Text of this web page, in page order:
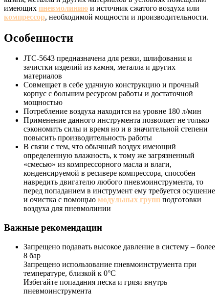
имеющих пневмолинию и источник сжатого воздуха или
компрессор, необходимой мощности и производительности.
Особенности
JTC-5643 предназначена для резки, шлифования и
зачистки изделий из камня, металла и других
материалов
Совмещает в себе удачную конструкцию и прочный
корпус с большим ресурсом работы и достаточной
мощностью
Потребление воздуха находится на уровне 180 л/мин
Применение данного инструмента позволяет не только
сэкономить силы и время но и в значительной степени
повысить производительность работы
В связи с тем, что обычный воздух имеющий
определенную влажность, к тому же загрязненный
«смесью» из компрессорного масла и влаги,
конденсируемой в ресивере компрессора, способен
навредить двигателю любого пневмоинструмента, то
перед попаданием в инструмент ему требуется осушение
и очистка с помощью модульных групп подготовки
воздуха для пневмолинии
Важные рекомендации
Запрещено подавать высокое давление в систему – более
8 бар
Запрещено использование пневмоинструмента при
температуре, близкой к 0°C
Избегайте попадания песка и грязи внутрь
пневмоинструмента